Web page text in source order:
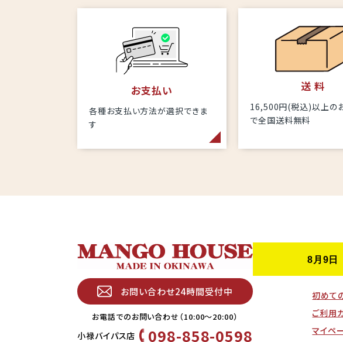
お支払い
各種お支払い方法が選択できま
す
送 料
16,500円(税込)以上の
で全国送料無料
お問い合わせ24時間受付中
お電話でのお問い合わせ（10:00〜20:00）
小禄バイパス店 098-858-0598
初めて
ご利用
マイペ